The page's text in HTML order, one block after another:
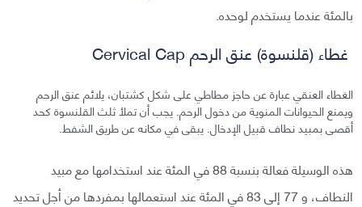
بالمئة عندما يستخدم لوحده.
غطاء (قلنسوة) عنق الرحم Cervical Cap
الغطاء العنقي عبارة عن حاجز مطاطي على شكل كشتبان، يلائم عنق الرحم
ويمنع الحيوانات المنوية من دخول الرحم. يجب أن تملأ ثلث القلنسوة كحد
أقصى بمبيد نطاف قبيل الإدخال. يبقى في مكانه عن طريق الشفط.
هذه الوسيلة فعالة بنسبة 88 في المئة عند استخدامها مع مبيد
النطاف، و 77 إلى 83 في المئة عند استعمالها بمفردها من أجل تحديد